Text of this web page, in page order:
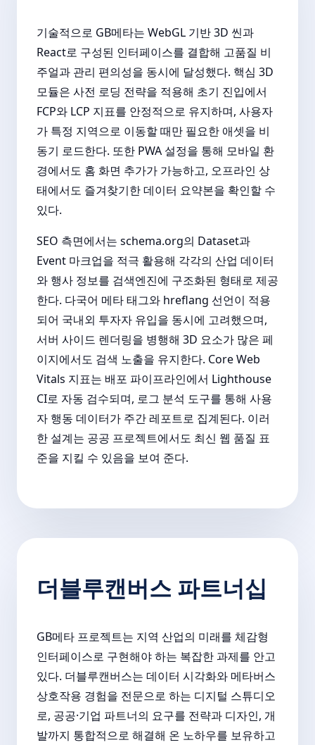
기술적으로 GB메타는 WebGL 기반 3D 씬과
React로 구성된 인터페이스를 결합해 고품질 비
주얼과 관리 편의성을 동시에 달성했다. 핵심 3D
모듈은 사전 로딩 전략을 적용해 초기 진입에서
FCP와 LCP 지표를 안정적으로 유지하며, 사용자
가 특정 지역으로 이동할 때만 필요한 애셋을 비
동기 로드한다. 또한 PWA 설정을 통해 모바일 환
경에서도 홈 화면 추가가 가능하고, 오프라인 상
태에서도 즐겨찾기한 데이터 요약본을 확인할 수
있다.
SEO 측면에서는 schema.org의 Dataset과
Event 마크업을 적극 활용해 각각의 산업 데이터
와 행사 정보를 검색엔진에 구조화된 형태로 제공
한다. 다국어 메타 태그와 hreflang 선언이 적용
되어 국내외 투자자 유입을 동시에 고려했으며,
서버 사이드 렌더링을 병행해 3D 요소가 많은 페
이지에서도 검색 노출을 유지한다. Core Web
Vitals 지표는 배포 파이프라인에서 Lighthouse
CI로 자동 검수되며, 로그 분석 도구를 통해 사용
자 행동 데이터가 주간 레포트로 집계된다. 이러
한 설계는 공공 프로젝트에서도 최신 웹 품질 표
준을 지킬 수 있음을 보여 준다.
더블루캔버스 파트너십
GB메타 프로젝트는 지역 산업의 미래를 체감형
인터페이스로 구현해야 하는 복잡한 과제를 안고
있다. 더블루캔버스는 데이터 시각화와 메타버스
상호작용 경험을 전문으로 하는 디지털 스튜디오
로, 공공·기업 파트너의 요구를 전략과 디자인, 개
발까지 통합적으로 해결해 온 노하우를 보유하고